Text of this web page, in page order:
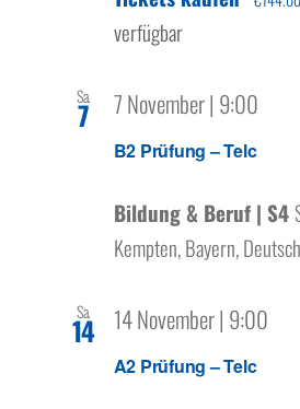
verfügbar
Sa.
7
B2 Prüfung – Telc
7 November | 9:00
Bildung & Beruf | S4
Kempten, Bayern,
Sa.
14
A2 Prüfung – Telc
14 November | 9:00